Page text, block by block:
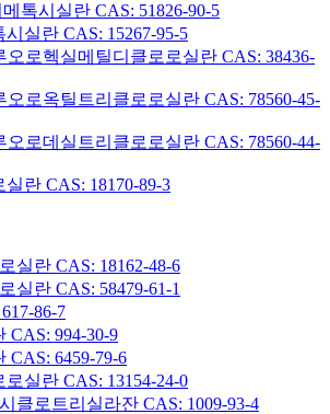
톡시실란 CAS: 51826-90-5
실란 CAS: 15267-95-5
오로헥실메틸디클로로실란 CAS: 38436-
오로옥틸트리클로로실란 CAS: 78560-45-
오로데실트리클로로실란 CAS: 78560-44-
란 CAS: 18170-89-3
실란 CAS: 18162-48-6
실란 CAS: 58479-61-1
86-7
CAS: 994-30-9
CAS: 6459-79-6
실란 CAS: 13154-24-0
클로트리실라잔 CAS: 1009-93-4